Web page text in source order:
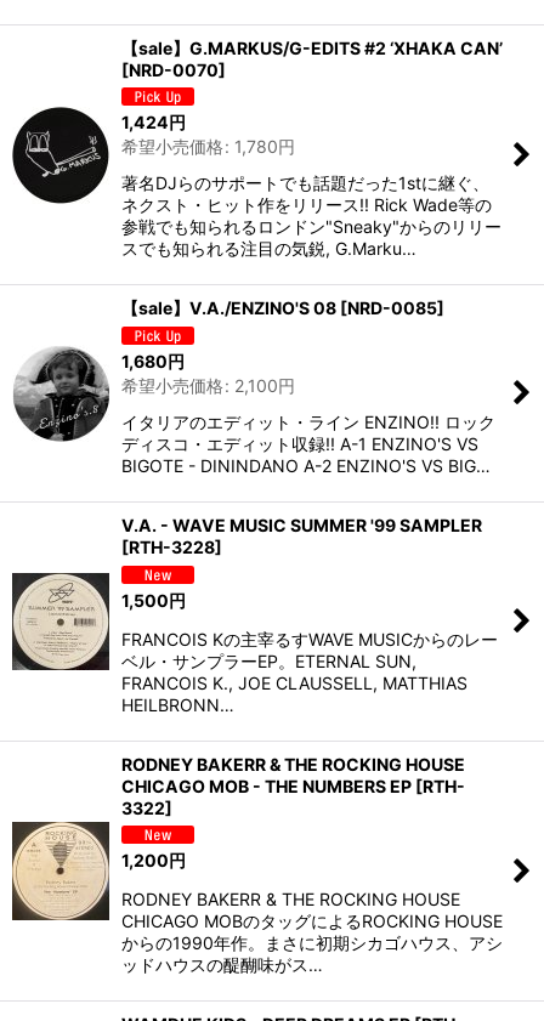
【sale】G.MARKUS/G-EDITS #2 ‘XHAKA CAN’
[NRD-0070]
1,424円
希望小売価格: 1,780円
著名DJらのサポートでも話題だった1stに継ぐ、
ネクスト・ヒット作をリリース!! Rick Wade等の
参戦でも知られるロンドン"Sneaky"からのリリー
スでも知られる注目の気鋭, G.Marku…
【sale】V.A./ENZINO'S 08 [NRD-0085]
1,680円
希望小売価格: 2,100円
イタリアのエディット・ライン ENZINO!! ロック
ディスコ・エディット収録!! A-1 ENZINO'S VS
BIGOTE - DININDANO A-2 ENZINO'S VS BIG…
V.A. - WAVE MUSIC SUMMER '99 SAMPLER
[RTH-3228]
1,500円
FRANCOIS Kの主宰るすWAVE MUSICからのレー
ベル・サンプラーEP。ETERNAL SUN,
FRANCOIS K., JOE CLAUSSELL, MATTHIAS
HEILBRONN…
RODNEY BAKERR & THE ROCKING HOUSE
CHICAGO MOB - THE NUMBERS EP [RTH-
3322]
1,200 円
RODNEY BAKERR & THE ROCKING HOUSE
CHICAGO MOBのタッグによるROCKING HOUSE
からの1990年作。まさに初期シカゴハウス、アシ
ッドハウスの醍醐味がス…